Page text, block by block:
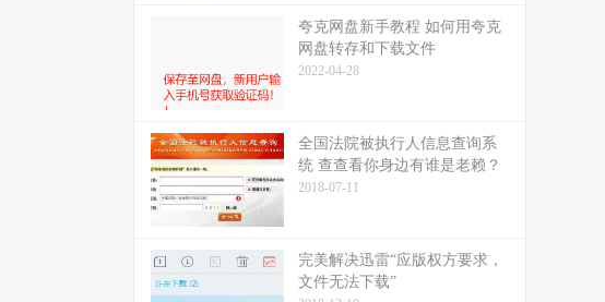
夸克网盘新手教程 如何用夸克
网盘转存和下载文件
2022-04-28
全国法院被执行人信息查询系
统 查查看你身边有谁是老赖？
2018-07-11
完美解决迅雷“应版权方要求，
文件无法下载”